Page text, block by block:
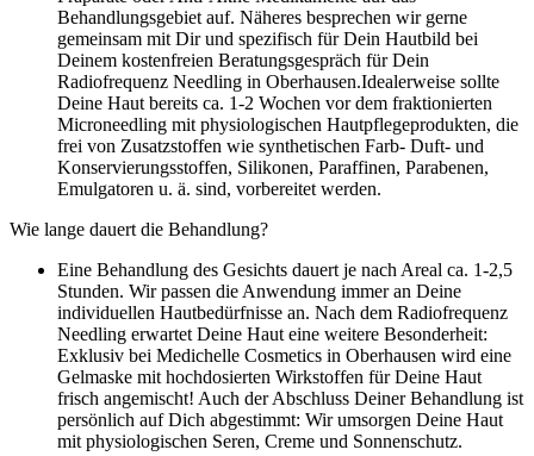
Behandlungsgebiet auf. Näheres besprechen wir gerne
gemeinsam mit Dir und spezifisch für Dein Hautbild bei
Deinem kostenfreien Beratungsgespräch für Dein
Radiofrequenz Needling in Oberhausen.Idealerweise sollte
Deine Haut bereits ca. 1-2 Wochen vor dem fraktionierten
Microneedling mit physiologischen Hautpflegeprodukten, die
frei von Zusatzstoffen wie synthetischen Farb- Duft- und
Konservierungsstoffen, Silikonen, Paraffinen, Parabenen,
Emulgatoren u. ä. sind, vorbereitet werden.
Wie lange dauert die Behandlung?
Eine Behandlung des Gesichts dauert je nach Areal ca. 1-2,5
Stunden. Wir passen die Anwendung immer an Deine
individuellen Hautbedürfnisse an. Nach dem Radiofrequenz
Needling erwartet Deine Haut eine weitere Besonderheit:
Exklusiv bei Medichelle Cosmetics in Oberhausen wird eine
Gelmaske mit hochdosierten Wirkstoffen für Deine Haut
frisch angemischt! Auch der Abschluss Deiner Behandlung ist
persönlich auf Dich abgestimmt: Wir umsorgen Deine Haut
mit physiologischen Seren, Creme und Sonnenschutz.